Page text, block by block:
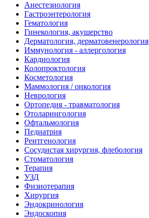
Анестезиология
Гастроэнтерология
Гематология
Гинекология, акушерство
Дерматология, дерматовенерология
Иммунология - аллергология
Кардиология
Колопроктология
Косметология
Маммология / онкология
Неврология
Ортопедия - травматология
Отоларингология
Офтальмология
Педиатрия
Рентгенология
Сосудистая хирургия, флебология
Стоматология
Терапия
УЗД
Физиотерапия
Хирургия
Эндокринология
Эндоскопия